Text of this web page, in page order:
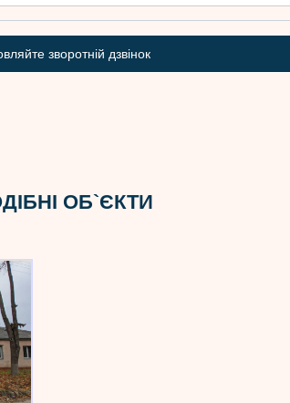
зворотній дзвінок
ОБ`ЄКТИ